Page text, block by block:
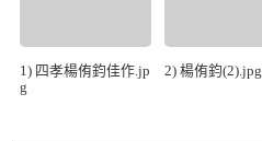
1) 四孝楊侑鈞佳作.jp
g
2) 楊侑鈞(2).jpg